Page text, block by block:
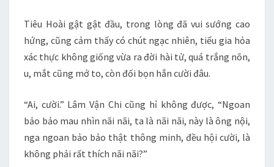
Tiêu Hoài gật gật đầu, trong lòng đã vui sướng cao
hứng, cũng cảm thấy có chút ngạc nhiên, tiểu gia hỏa
xác thực không giống vừa ra đời hài tử, quá trắng nõn,
u, mắt cũng mở to, còn đối bọn hắn cười đâu.
“Ai, cười.” Lâm Vận Chi cũng hỉ không được, “Ngoan
bảo bảo mau nhìn nãi nãi, ta là nãi nãi, này là ông nội,
nga ngoan bảo bảo thật thông minh, đều hội cười, là
không phải rất thích nãi nãi?”